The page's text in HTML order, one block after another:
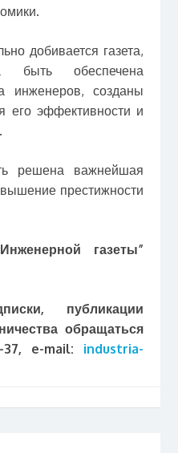
добивается газета,
быть обеспечена
инженеров, созданы
его эффективности и
решена важнейшая
престижности
газеты”
публикации
обращаться
e-mail: industria-